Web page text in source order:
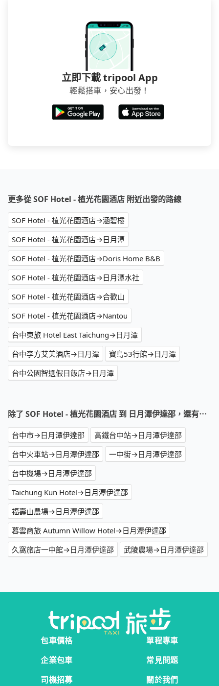
立即下載 tripool App
輕鬆搭車，安心出發！
更多從 SOF Hotel - 植光花園酒店 附近出發的路線
SOF Hotel - 植光花園酒店→涵碧樓
SOF Hotel - 植光花園酒店→日月潭
SOF Hotel - 植光花園酒店→Doris Home B&B
SOF Hotel - 植光花園酒店→日月潭水社
SOF Hotel - 植光花園酒店→合歡山
SOF Hotel - 植光花園酒店→Nantou
台中東旅 Hotel East Taichung→日月潭
台中李方艾美酒店→日月潭
寶島53行館→日月潭
台中公園智選假日飯店→日月潭
除了 SOF Hotel - 植光花園酒店 到 日月潭伊達邵，還有⋯
台中市→日月潭伊達邵
高鐵台中站→日月潭伊達邵
台中火車站→日月潭伊達邵
一中街→日月潭伊達邵
台中機場→日月潭伊達邵
Taichung Kun Hotel→日月潭伊達邵
福壽山農場→日月潭伊達邵
暮雲商旅 Autumn Willow Hotel→日月潭伊達邵
久窩旅店一中館→日月潭伊達邵
武陵農場→日月潭伊達邵
包車價格
單程專車
企業包車
常見問題
司機招募
關於我們